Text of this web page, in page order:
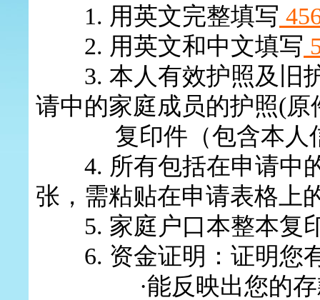
1. 用英文完整填写
2. 用英文和中文填写
3. 本人有效护照及旧
请中的家庭成员的护照(
复印件（包含本人信
4. 所有包括在申请中
张，需粘贴在申请表格上
5. 家庭户口本整本复
6. 资金证明：证明您
·能反映出您的